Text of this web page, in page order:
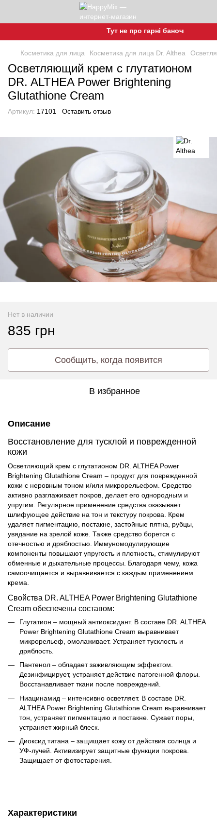
Тут не про гарні баночки, а про
Косметика для лица Косметика для лица Dr. Althea
Осветляющий крем с глутатионом
DR. ALTHEA Power Brightening
Glutathione Cream
Артикул: 17101 Оставить отзыв
Нет в наличии
835 грн
Сообщить, когда появится
В избранное
Описание
Восстановление для тусклой и поврежденной
кожи
Осветляющий крем с глутатионом DR. ALTHEA Power
Brightening Glutathione Cream – продукт для поврежденной
кожи с неровным тоном и/или микрорельефом. Средство
активно разглаживает покров, делает его однородным и
упругим. Регулярное применение средства оказывает
шлифующее действие на тон и текстуру покрова. Крем
удаляет пигментацию, постакне, застойные пятна, рубцы,
увядание на зрелой коже. Также средство борется с
отечностью и дряблостью. Иммуномодулирующие
компоненты повышают упругость и плотность, стимулируют
обменные и дыхательные процессы. Благодаря чему, кожа
самоочищается и выравнивается с каждым применением
крема.
Свойства DR. ALTHEA Power Brightening Glutathione
Cream обеспечены составом:
Глутатион – мощный антиоксидант. В составе DR. ALTHEA
Power Brightening Glutathione Cream выравнивает
микрорельеф, омолаживает. Устраняет тусклость и
дряблость.
Пантенол – обладает заживляющим эффектом.
Дезинфицирует, устраняет действие патогенной флоры.
Восстанавливает ткани после повреждений.
Ниацинамид – интенсивно осветляет. В составе DR.
ALTHEA Power Brightening Glutathione Cream выравнивает
тон, устраняет пигментацию и постакне. Сужает поры,
устраняет жирный блеск.
Диоксид титана – защищает кожу от действия солнца и
УФ-лучей. Активизирует защитные функции покрова.
Защищает от фотостарения.
Характеристики